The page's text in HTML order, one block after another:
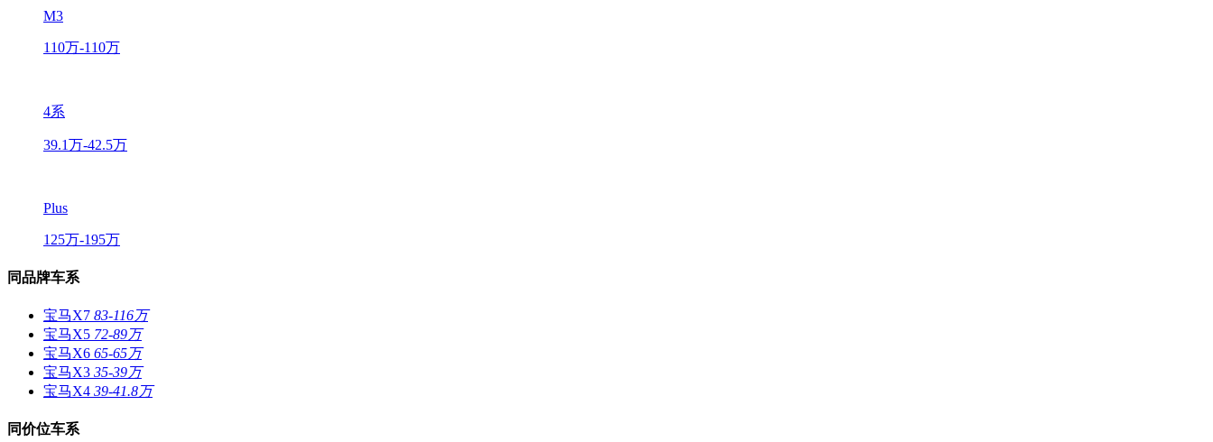
M3
110万-110万
4系
39.1万-42.5万
Plus
125万-195万
同品牌车系
宝马X7 83-116万
宝马X5 72-89万
宝马X6 65-65万
宝马X3 35-39万
宝马X4 39-41.8万
同价位车系